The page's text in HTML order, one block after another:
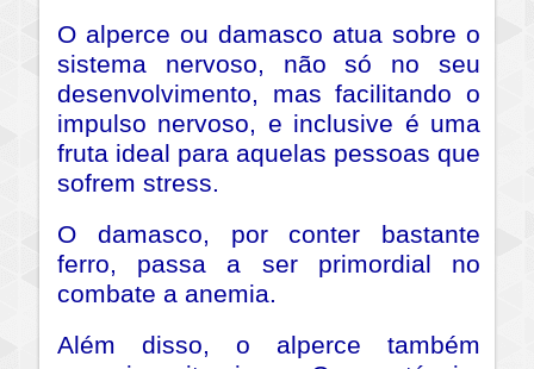
O alperce ou damasco atua sobre o
sistema nervoso, não só no seu
desenvolvimento, mas facilitando o
impulso nervoso, e inclusive é uma
fruta ideal para aquelas pessoas que
sofrem stress.
O damasco, por conter bastante
ferro, passa a ser primordial no
combate a anemia.
Além disso, o alperce também